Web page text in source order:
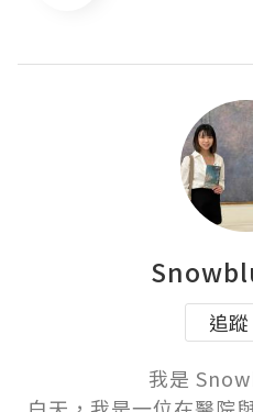
追蹤
我是